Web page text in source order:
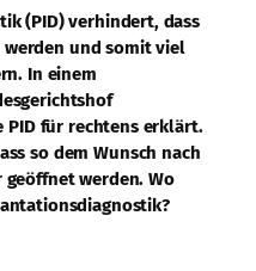
(PID) verhindert, dass
und somit viel
In einem
PID für rechtens erklärt.
so dem Wunsch nach
geöffnet werden. Wo